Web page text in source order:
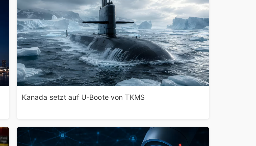
Kanada setzt auf U-Boote von TKMS